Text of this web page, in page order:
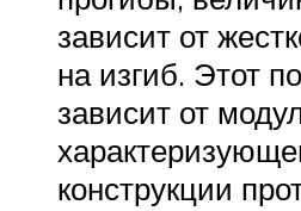
зависит от
на изгиб. Этот
зависит от
конструкции